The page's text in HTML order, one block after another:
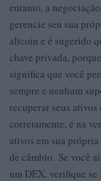
entanto, a
gerencie seu sua
altcoin e é sugerido
chave privada,
significa que você
sempre e nenhum
recuperar seus
corretamente, é na
ativos em sua
de câmbio. Se você
um DEX, verifique